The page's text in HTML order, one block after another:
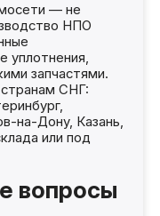
— не
НПО
уплотнения,
запчастями.
странам СНГ:
на-Дону, Казань,
или под
вопросы